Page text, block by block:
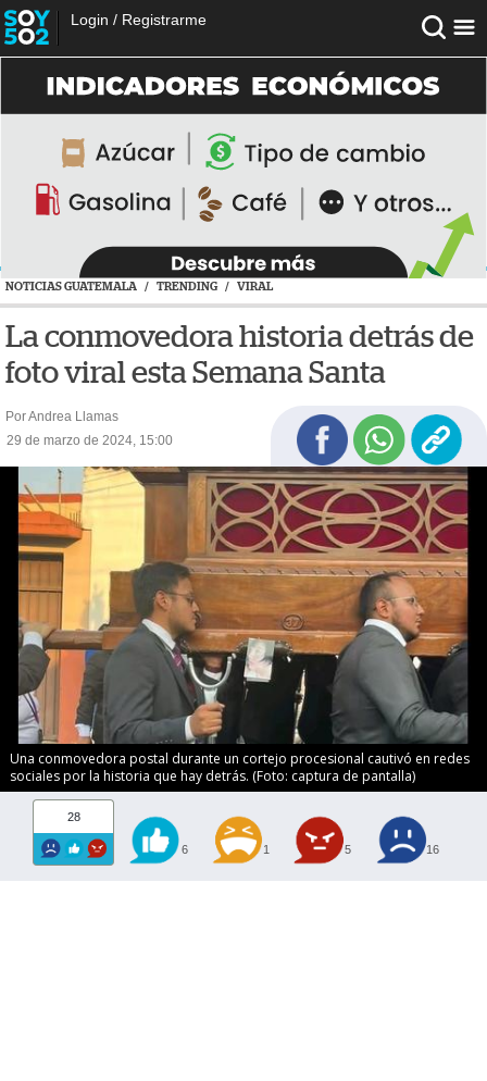
Login / Registrarme
NOTICIAS GUATEMALA / TRENDING / VIRAL
La conmovedora historia detrás de
foto viral esta Semana Santa
Por Andrea Llamas
29 de marzo de 2024, 15:00
Una conmovedora postal durante un cortejo procesional cautivó en redes
sociales por la historia que hay detrás. (Foto: captura de pantalla)
28
6 1 5 16